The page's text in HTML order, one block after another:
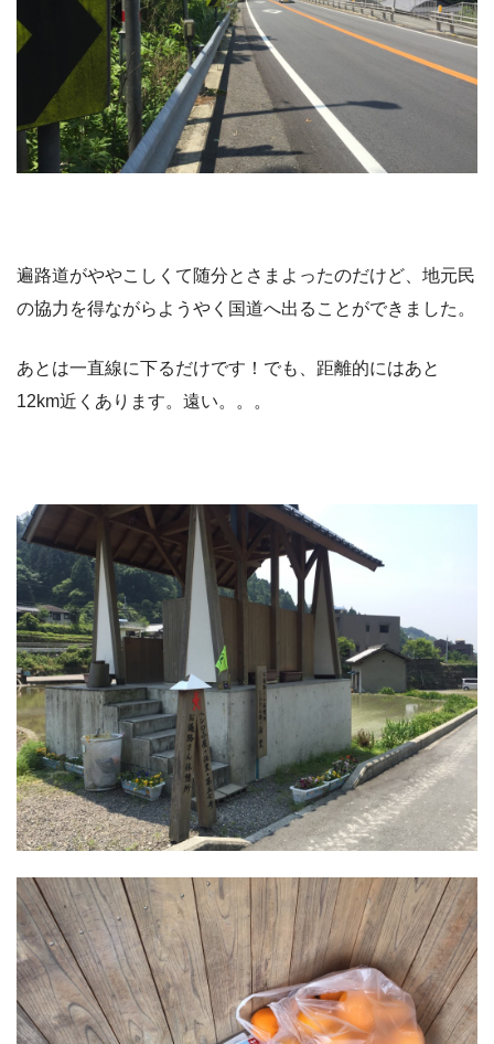
遍路道がややこしくて随分とさまよったのだけど、地元民
の協力を得ながらようやく国道へ出ることができました。
あとは一直線に下るだけです！でも、距離的にはあと
12km近くあります。遠い。。。